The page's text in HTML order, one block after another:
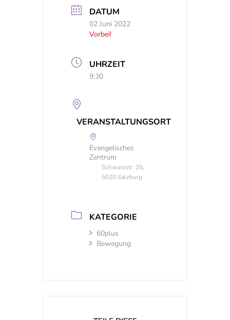
DATUM
02 Juni 2022
Vorbei!
UHRZEIT
9:30
VERANSTALTUNGSORT
Evangelisches
Zentrum
Schwarzstr. 25,
5020 Salzburg
KATEGORIE
60plus
Bewegung